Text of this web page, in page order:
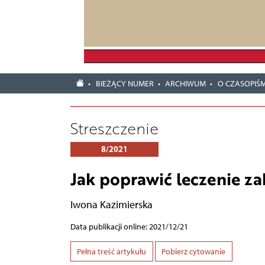
BIEŻĄCY NUMER ARCHIWUM O
Streszczenie
8/2021
Jak poprawić leczenie
Iwona Kazimierska
Data publikacji online: 2021/12/21
Pełna treść artykułu Pobierz cytowanie